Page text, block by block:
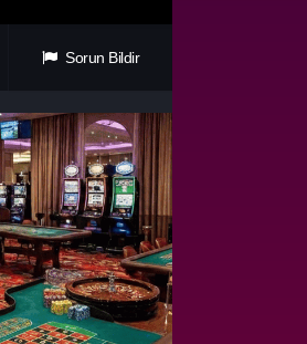
Sorun Bildir